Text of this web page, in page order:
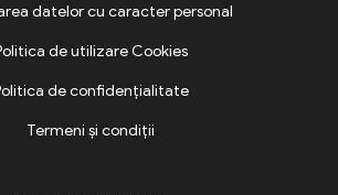
datelor cu caracter personal
de utilizare Cookies
de confidențialitate
Termeni și condiții